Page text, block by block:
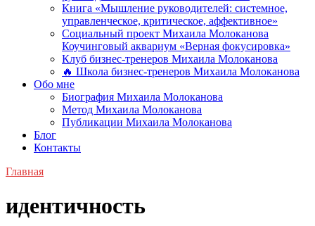
Книга «Мышление руководителей: системное,
управленческое, критическое, аффективное»
Социальный проект Михаила Молоканова
Коучинговый аквариум «Верная фокусировка»
Клуб бизнес-тренеров Михаила Молоканова
🔥 Школа бизнес-тренеров Михаила Молоканова
Обо мне
Биография Михаила Молоканова
Метод Михаила Молоканова
Публикации Михаила Молоканова
Блог
Контакты
Главная
идентичность